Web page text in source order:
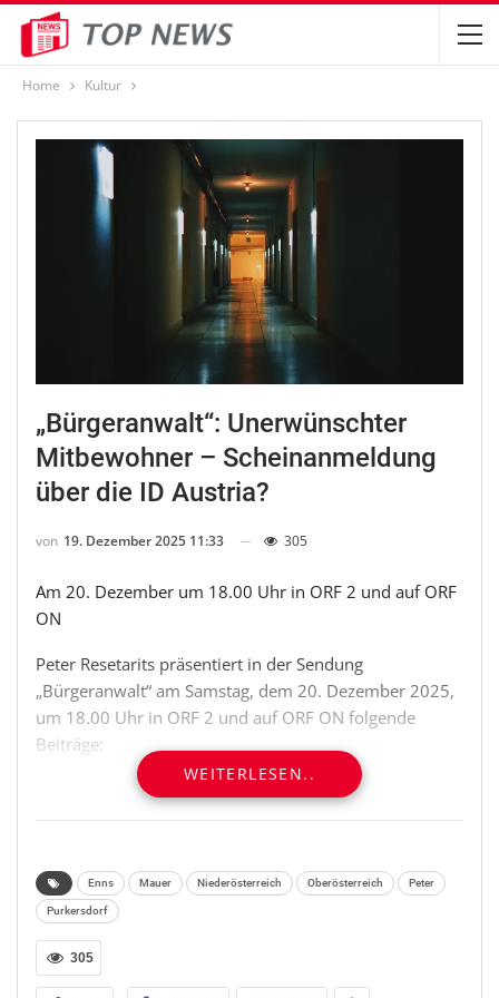
Home Kultur
„Bürgeranwalt“: Unerwünschter
Mitbewohner – Scheinanmeldung
über die ID Austria?
von 19. Dezember 2025 11:33 305
Am 20. Dezember um 18.00 Uhr in ORF 2 und auf ORF
ON
Peter Resetarits präsentiert in der Sendung
„Bürgeranwalt“ am Samstag, dem 20. Dezember 2025,
um 18.00 Uhr in ORF 2 und auf ORF ON folgende
Beiträge:
Unerwünschter Mitbewohner: Scheinanmeldung über
die ID Austria?
Melanie S. war erstaunt, als sie erfahren hat, dass ihr
Ex-Partner gegen ihren Willen einen Wohnsitz bei ihr
Meldung über die ID Austria keine Zustimmung des
Unterkunftgebers mehr vorweisen muss. Im Studio
WEITERLESEN..
Enns Mauer Niederösterreich Oberösterreich Peter
Purkersdorf
305